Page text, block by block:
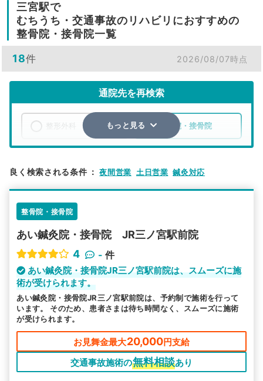
三宮駅で
むちうち・交通事故のリハビリにおすすめの
整骨院・接骨院一覧
18件 2026/08/07時点
通院先を再検索
整骨院・接骨院
検索する
駅から探す 院名から探す
もっと見る
良く検索される条件 ： 夜間営業 土日営業 鍼灸対応
整骨院・接骨院
あい鍼灸院・接骨院 JR三ノ宮駅前院
4
- 件
あい鍼灸院・接骨院JR三ノ宮駅前院は、スムーズに施
術が受けられます。
あい鍼灸院・接骨院JR三ノ宮駅前院は、予約制で施術を行って
います。 そのため、患者さまは待ち時間なく、スムーズに施術
が受けられます。
お見舞金最大20,000円支給
交通事故施術の無料相談あり